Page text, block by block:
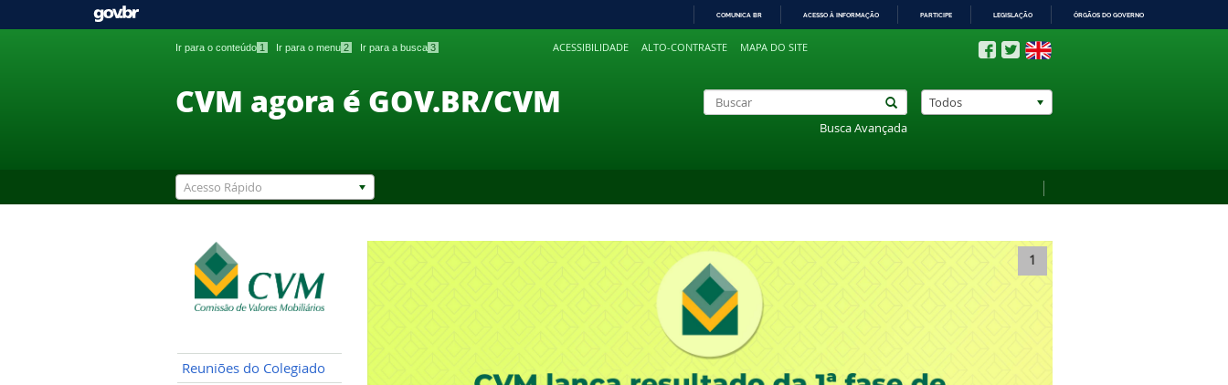
PARA
COMUNICA BR ACESSO À INFORMAÇÃO PARTICIPE LEGISLAÇÃO ÓRGÃOS DO GOVERNO
Ir para o conteúdo 1 Ir para o menu 2 Ir para a busca 3 ACESSIBILIDADE ALTO-CONTRASTE MAPA DO SITE
CVM agora é GOV.BR/CVM
Busca Avançada
Todos
Acesso Rápido
Reuniões do Colegiado
1